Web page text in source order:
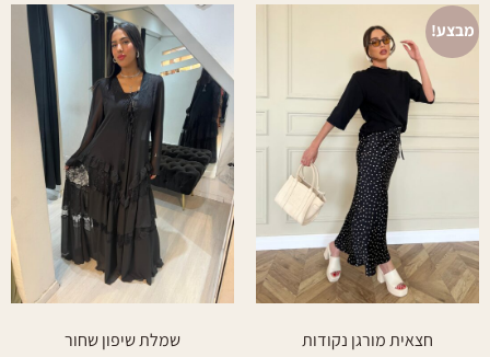
מבצע!
חצאית מורגן נקודות שמלת שיפון שחור